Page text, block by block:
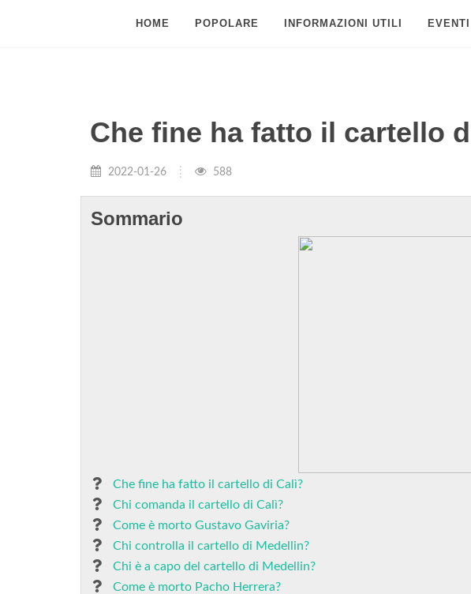
HOME POPOLARE INFORMAZIONI UTILI
Che fine ha fatto il cartello
2022-01-26 588
Sommario
Che fine ha fatto il cartello di Calì?
Chi comanda il cartello di Calì?
Come è morto Gustavo Gaviria?
Chi controlla il cartello di Medellin?
Chi è a capo del cartello di Medellin?
Come è morto Pacho Herrera?